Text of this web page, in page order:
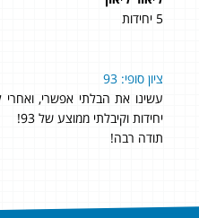
5 יחידות
ציון סופי: 93
עשינו את הבלתי אפשרי,
יחידות וקיבלתי ממוצע של 93!
תודה רבה!